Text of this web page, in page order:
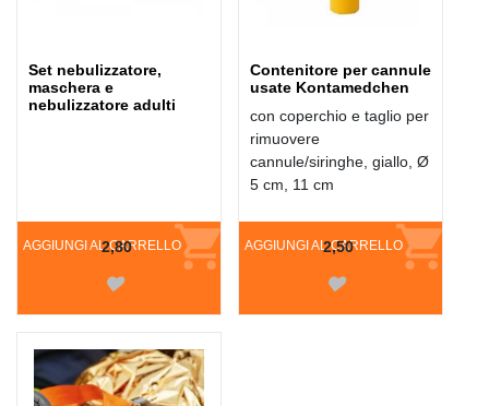
Set nebulizzatore,
maschera e
nebulizzatore adulti
AGGIUNGI AL CARRELLO
2,80
Contenitore per cannule
usate Kontamedchen
con coperchio e taglio per
rimuovere
cannule/siringhe, giallo, Ø
5 cm, 11 cm
AGGIUNGI AL CARRELLO
2,50